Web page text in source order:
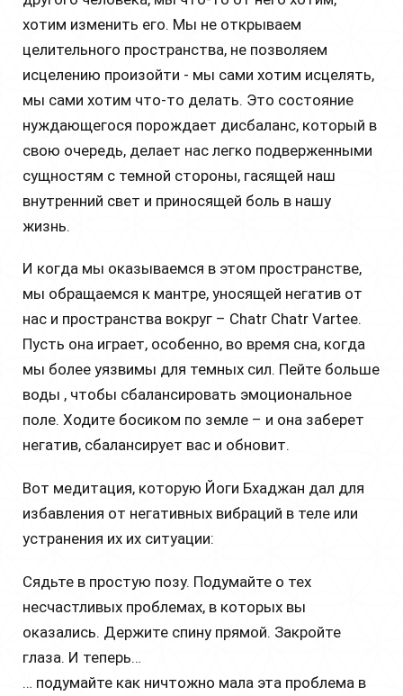
хотим изменить его. Мы не открываем
целительного пространства, не позволяем
исцелению произойти - мы сами хотим исцелять,
мы сами хотим что-то делать. Это состояние
нуждающегося порождает дисбаланс, который в
свою очередь, делает нас легко подверженными
сущностям с темной стороны, гасящей наш
внутренний свет и приносящей боль в нашу
жизнь.
И когда мы оказываемся в этом пространстве,
мы обращаемся к мантре, уносящей негатив от
нас и пространства вокруг – Сhatr Chatr Vartee.
Пусть она играет, особенно, во время сна, когда
мы более уязвимы для темных сил. Пейте больше
воды , чтобы сбалансировать эмоциональное
поле. Ходите босиком по земле – и она заберет
негатив, сбалансирует вас и обновит.
Вот медитация, которую Йоги Бхаджан дал для
избавления от негативных вибраций в теле или
устранения их их ситуации:
Сядьте в простую позу. Подумайте о тех
несчастливых проблемах, в которых вы
оказались. Держите спину прямой. Закройте
глаза. И теперь…
… подумайте как ничтожно мала эта проблема в